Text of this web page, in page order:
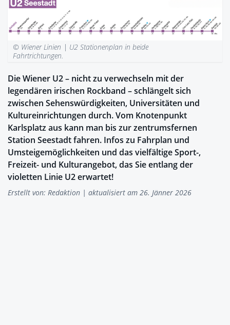
© Wiener Linien | U2 Stationenplan in beide
Fahrtrichtungen.
Die Wiener U2 – nicht zu verwechseln mit der
legendären irischen Rockband – schlängelt sich
zwischen Sehenswürdigkeiten, Universitäten und
Kultureinrichtungen durch. Vom Knotenpunkt
Karlsplatz aus kann man bis zur zentrumsfernen
Station Seestadt fahren. Infos zu Fahrplan und
Umsteigemöglichkeiten und das vielfältige Sport-,
Freizeit- und Kulturangebot, das Sie entlang der
violetten Linie U2 erwartet!
Erstellt von: Redaktion | aktualisiert am 26. Jänner 2026